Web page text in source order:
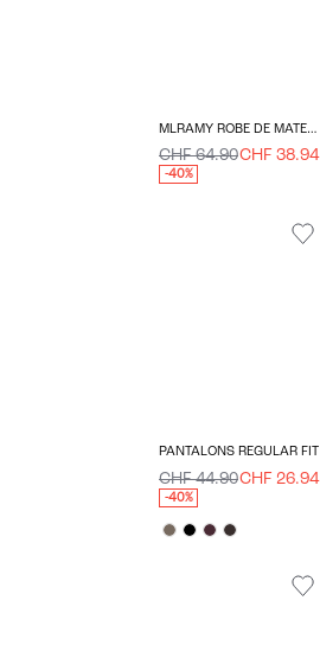
MLRAMY ROBE DE MATERNITÉ
CHF 64.90CHF 38.94
-40%
PANTALONS REGULAR FIT
CHF 44.90CHF 26.94
-40%